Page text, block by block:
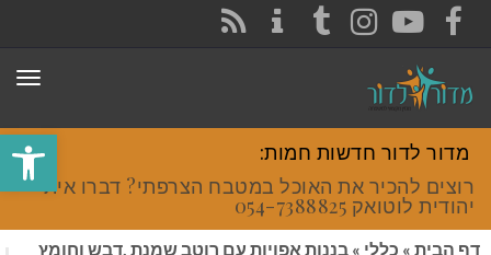
פתח
FACEBOOK
YOUTUBE
INSTAGRAM
TUMBLR
מדור לדור חדשות חמות:
רוצים להכיר את האוכל במטבח הצרפתי? דברו איתי
יהודית לוטואק 054-7388825.
דף הבית » כללי » בננות אפויות עם רוטב שמנת ,דבש וחומץ